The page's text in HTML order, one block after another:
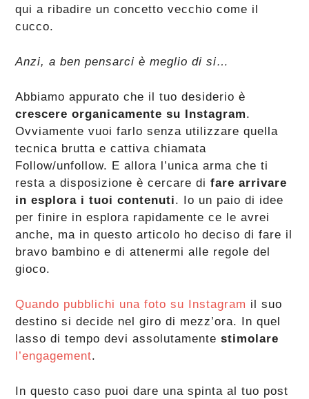
qui a ribadire un concetto vecchio come il
cucco.
Anzi, a ben pensarci è meglio di si…
Abbiamo appurato che il tuo desiderio è
crescere organicamente su Instagram.
Ovviamente vuoi farlo senza utilizzare quella
tecnica brutta e cattiva chiamata
Follow/unfollow. E allora l’unica arma che ti
resta a disposizione è cercare difare arrivare
in esplora i tuoi contenuti. Io un paio di idee
per finire in esplora rapidamente ce le avrei
anche, ma in questo articolo ho deciso di fare il
bravo bambino e di attenermi alle regole del
gioco.
Quando pubblichi una foto su Instagram il suo
destino si decide nel giro di mezz’ora. In quel
lasso di tempo devi assolutamentestimolare
l’engagement.
In questo caso puoi dare una spinta al tuo post